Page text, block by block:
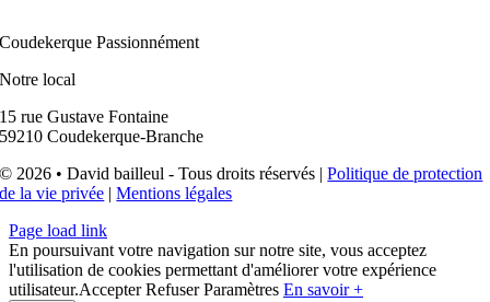
Coudekerque Passionnément
Notre local
15 rue Gustave Fontaine
59210 Coudekerque-Branche
© 2026 • David bailleul - Tous droits réservés |Politique de protection
de la vie privée |Mentions légales
Page load link
En poursuivant votre navigation sur notre site, vous acceptez
l'utilisation de cookies permettant d'améliorer votre expérience
utilisateur.Accepter Refuser Paramètres En savoir +